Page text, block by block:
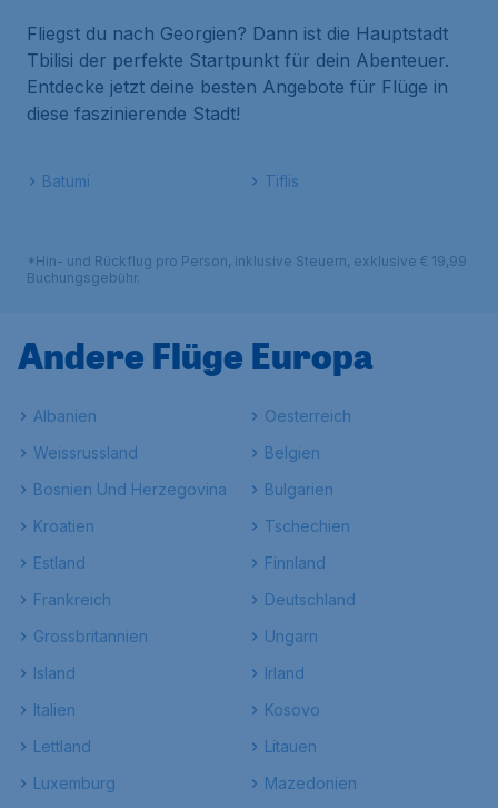
Fliegst du nach Georgien? Dann ist die Hauptstadt
Tbilisi der perfekte Startpunkt für dein Abenteuer.
Entdecke jetzt deine besten Angebote für Flüge in
diese faszinierende Stadt!
Batumi Tiflis
*Hin- und Rückflug pro Person, inklusive Steuern, exklusive € 19,99
Buchungsgebühr.
Andere Flüge Europa
Albanien
Oesterreich
Weissrussland
Belgien
Bosnien Und Herzegovina
Bulgarien
Kroatien
Tschechien
Estland
Finnland
Frankreich
Deutschland
Grossbritannien
Ungarn
Island
Irland
Italien
Kosovo
Lettland
Litauen
Luxemburg
Mazedonien